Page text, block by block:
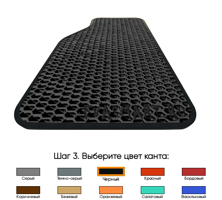
Шаг 3. Выберите цвет канта:
Серый Темно-серый Черный Красный Бордовый
Коричневый Бежевый Оранжевый Салатовый Васильковый